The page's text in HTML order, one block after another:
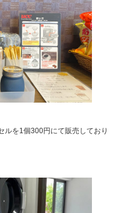
ルを1個300円にて販売しており